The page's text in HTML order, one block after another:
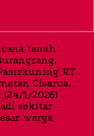
tanah
RT
Cisarua,
1/2026)
sekitar
warga